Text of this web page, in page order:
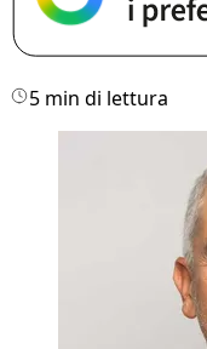
5 min di lettura